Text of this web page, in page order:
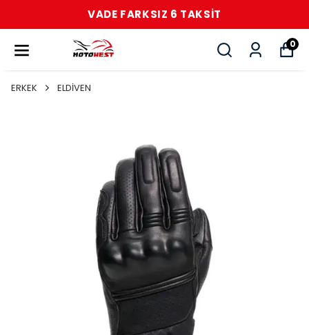
VADE FARKSIZ 6 TAKSİT
0
ERKEK ELDİVEN